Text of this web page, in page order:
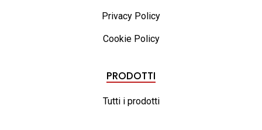
Privacy Policy
Cookie Policy
PRODOTTI
Tutti i prodotti